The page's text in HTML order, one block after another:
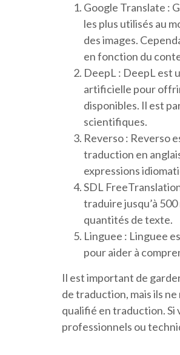
Google Translate :
les plus utilisés au
des images.
en fonction du
DeepL : DeepL est
artificielle pour
disponibles. Il est
scientifiques.
Reverso : Reverso
traduction en
expressions
SDL
traduire jusqu’à
quantités de texte.
Linguee : Linguee
pour aider à
Il est important de
de traduction, mais ils
qualifié en traduction. Si
professionnels ou